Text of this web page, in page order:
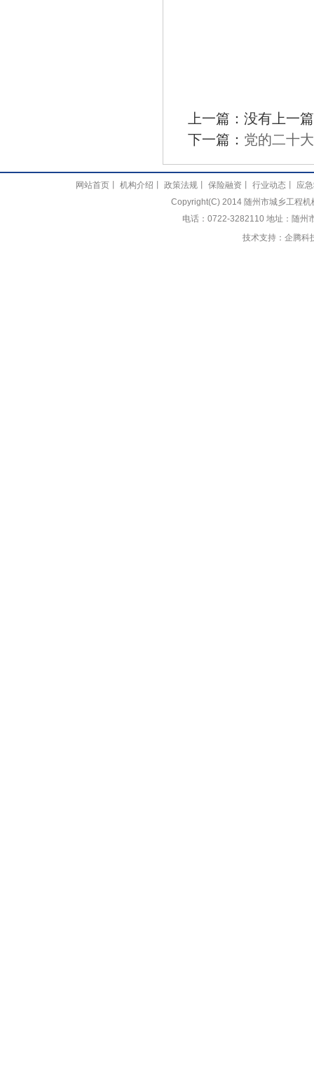
上一篇：没有上一
下一篇： 党的二十
网站首页丨 机构介绍 政策法规丨 保险融资 行业动态
应
Copyright(C) 2014 随州市城乡工程
电话：0722-3282110 地址：随州
技术支持： 企腾科